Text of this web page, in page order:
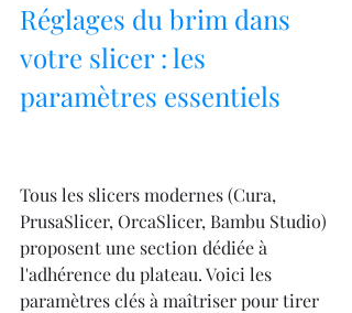
Réglages du brim dans
votre slicer : les
paramètres essentiels
Tous les slicers modernes (Cura,
PrusaSlicer, OrcaSlicer, Bambu Studio)
proposent une section dédiée à
l'adhérence du plateau. Voici les
paramètres clés à maîtriser pour tirer